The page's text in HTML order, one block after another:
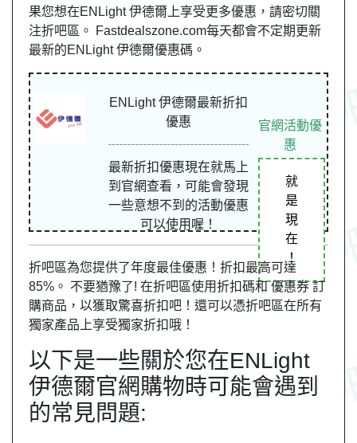
果您想在ENLight 伊德爾上享受更多優惠，請密切關
注折吧區。 Fastdealszone.com每天都會不定期更新
最新的ENLight 伊德爾優惠碼。
ENLight 伊德爾最新折扣
優惠
最新折扣優惠現在就馬上
到官網查看，可能會發現
一些意想不到的活動優惠
可以使用喔！
官網活動優
惠
就
是
現
在
！
折吧區為您提供了年度最佳優惠！折扣最高可達
85%。 不要猶豫了! 在折吧區使用折扣碼和 優惠券 訂
購商品，以獲取驚喜折扣吧！還可以憑折吧區在所有
獨家產品上享受獨家折扣哦！
以下是一些關於您在ENLight
伊德爾官網購物時可能會遇到
的常見問題: